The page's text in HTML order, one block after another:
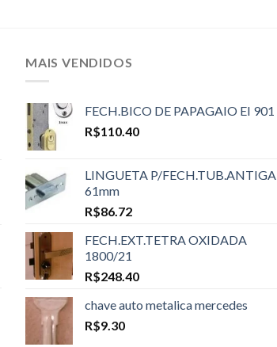
MAIS VENDIDOS
FECH.BICO DE PAPAGAIO EI 901
R$110.40
LINGUETA P/FECH.TUB.ANTIGA
61mm
R$86.72
FECH.EXT.TETRA OXIDADA
1800/21
R$248.40
chave auto metalica mercedes
R$9.30